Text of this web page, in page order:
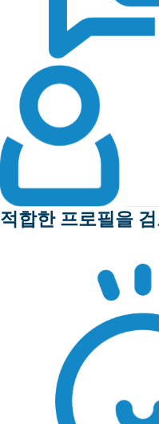
적합한 프로필을